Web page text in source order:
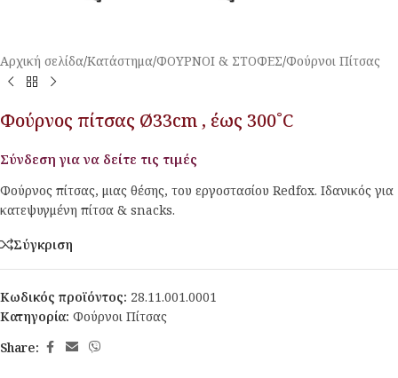
Αρχική σελίδα/Κατάστημα/ΦΟΥΡΝΟΙ & ΣΤΟΦΕΣ/Φούρνοι Πίτσας
Φούρνος πίτσας Ø33cm , έως 300˚C
Σύνδεση για να δείτε τις τιμές
Φούρνος πίτσας, μιας θέσης, του εργοστασίου Redfox. Ιδανικός για
κατεψυγμένη πίτσα & snacks.
Σύγκριση
Κωδικός προϊόντος: 28.11.001.0001
Κατηγορία: Φούρνοι Πίτσας
Share: